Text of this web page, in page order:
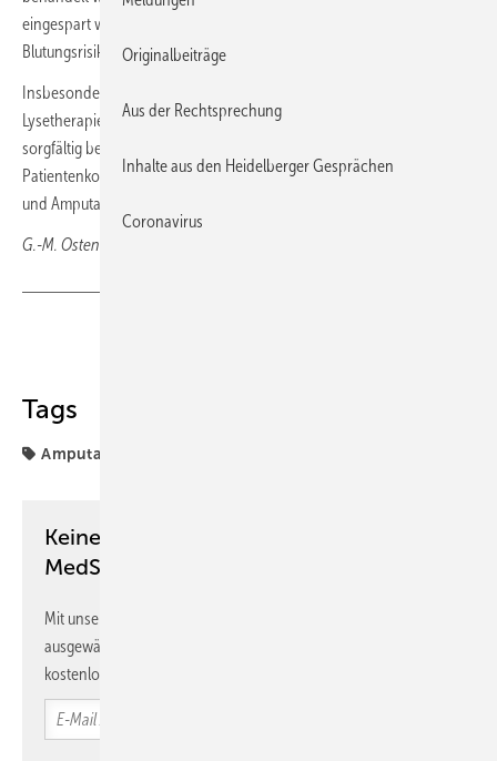
eingespart werden oder ist nur für kurze Zeit erforderlich, was das
Blutungsrisiko deutlich reduziert.
Insbesondere bei gleichzeitig durchgeführter kathetergesteuerter
Lysetherapie muss aber das weiterhin erhöhte Blutungsrisiko
sorgfältig berücksichtigt werden, so Steiner. Das behandelte
Patientenkollektiv stelle eine Hochrisikogruppe dar, bei der Todesfälle
und Amputationen häufig auftreten.
G.-M. Ostendorf, Wiesbaden
Tags
Amputation
Keine Zeit? Kein Problem mit dem
MedSach Newsletter!
Mit unserem Newsletter erhalten Sie regelmäßig von uns
ausgewählte Informationen und Neuigkeiten, gebündelt und
kostenlos direkt ins Postfach.
Originalbeiträge
Aus der Rechtsprechung
Inhalte aus den Heidelberger Gesprächen
Coronavirus